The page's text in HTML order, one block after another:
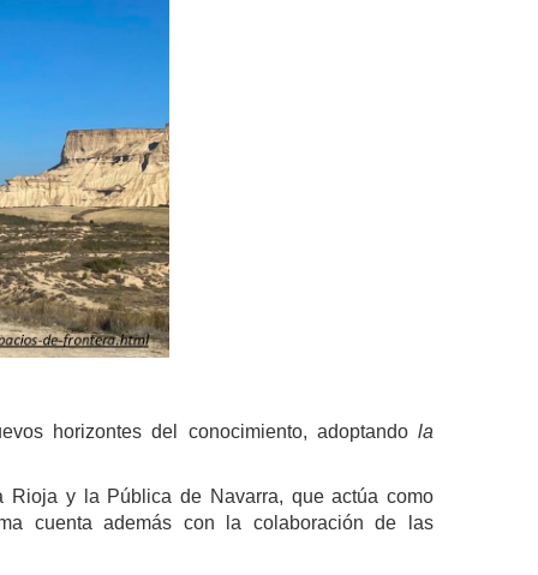
horizontes del conocimiento, adoptandola
Rioja y la Pública de Navarra, que actúa como
cuenta además con la colaboración de las